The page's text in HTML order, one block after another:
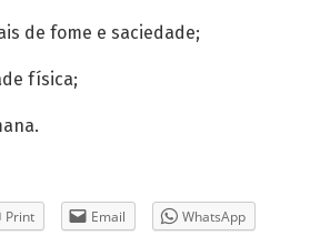
de fome e saciedade;
física;
Print Email
WhatsApp